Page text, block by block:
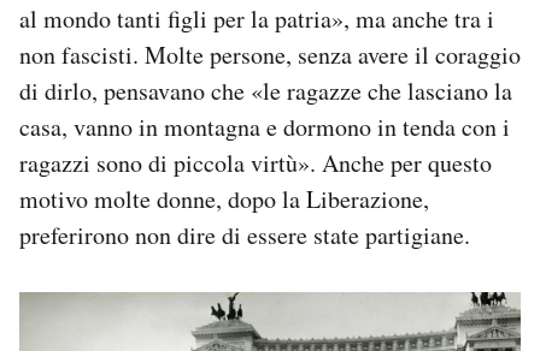
al mondo tanti figli per la patria», ma anche tra i
non fascisti. Molte persone, senza avere il coraggio
di dirlo, pensavano che «le ragazze che lasciano la
casa, vanno in montagna e dormono in tenda con i
ragazzi sono di piccola virtù». Anche per questo
motivo molte donne, dopo la Liberazione,
preferirono non dire di essere state partigiane.